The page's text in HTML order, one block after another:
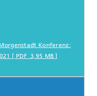
Konferenz:
[ PDF 3,95 MB ]